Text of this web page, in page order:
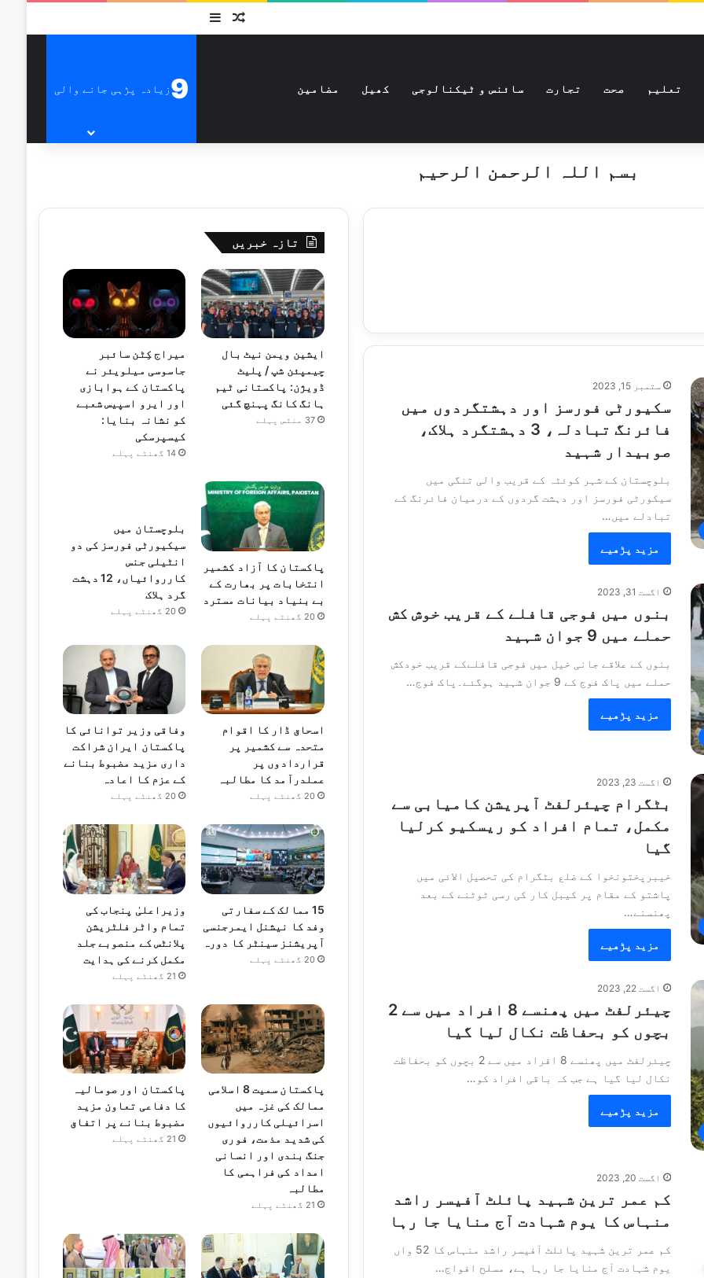
متفرق
تعلیم صحت تجارت سائنس و ٹیکنالوجی کھیل مضامین 9زیادہ پڑہی جانے والی
بسم اللہ الرحمن الرحیم
ستمبر 15, 2023
سکیورٹی فورسز اور دہشتگردوں میں
فائرنگ تبادلہ، 3 دہشتگرد ہلاک،
صوبیدار شہید
بلوچستان کے شہر کوئٹہ کے قریب والی تنگی میں
سیکورٹی فورسز اور دہشت گردوں کے درمیان فائرنگ کے
تبادلے میں…
مزید پڑھیے
اگست 31, 2023
بنوں میں فوجی قافلے کے قریب خوش کش
حملے میں 9 جوان شہید
بنوں کے علاقے جانی خیل میں فوجی قافلےکے قریب خودکش
حملے میں پاک فوج کے 9 جوان شہید ہوگئے۔پاک فوج…
مزید پڑھیے
اگست 23, 2023
بٹگرام چیئرلفٹ آپریشن کامیابی سے
مکمل، تمام افراد کو ریسکیو کرلیا
گیا
خیبرپختونخوا کے ضلع بٹگرام کی تحصیل الائی میں
پاشتو کے مقام پر کیبل کار کی رسی ٹوٹنے کے بعد
پھنسنے…
مزید پڑھیے
اگست 22, 2023
چیئرلفٹ میں پھنسے 8 افراد میں سے 2
بچوں کو بحفاظت نکال لیا گیا
چیئرلفٹ میں پھنسے 8 افراد میں سے 2 بچوں کو بحفاظت
نکال لیا گیا ہے جب کہ باقی افراد کو…
مزید پڑھیے
اگست 20, 2023
کم عمر ترین شہید پائلٹ آفیسر راشد
منہاس کا یوم شہادت آج منایا جا رہا
کم عمر ترین شہید پائلٹ آفیسر راشد منہاس کا 52 واں
یوم شہادت آج منایا جا رہا ہے، مسلح افواج…
تازہ خبریں
ایشین ویمن نیٹ بال
چیمپئن شپ / پلیٹ
ڈویژن: پاکستانی ٹیم
ہانگ کانگ پہنچ گئی
37 منٹس پہلے
میراج کِٹن سائبر
جاسوسی میلویئر نے
پاکستان کے ہوابازی
اور ایرو اسپیس شعبے
کو نشانہ بنایا:
کیسپرسکی
14 گھنٹے پہلے
پاکستان کا آزاد کشمیر
انتخابات پر بھارت کے
بے بنیاد بیانات مسترد
20 گھنٹے پہلے
بلوچستان میں
سیکیورٹی فورسز کی دو
انٹیلی جنس
کارروائیاں، 12 دہشت
گرد ہلاک
20 گھنٹے پہلے
اسحاق ڈار کا اقوام
متحدہ سے کشمیر پر
قراردادوں پر
عملدرآمد کا مطالبہ
20 گھنٹے پہلے
وفاقی وزیر توانائی کا
پاکستان ایران شراکت
داری مزید مضبوط بنانے
کے عزم کا اعادہ
20 گھنٹے پہلے
15 ممالک کے سفارتی
وفد کا نیشنل ایمرجنسی
آپریشنز سینٹر کا دورہ
20 گھنٹے پہلے
وزیراعلیٰ پنجاب کی
تمام واٹر فلٹریشن
پلانٹس کے منصوبے جلد
مکمل کرنے کی ہدایت
21 گھنٹے پہلے
پاکستان سمیت 8 اسلامی
ممالک کی غزہ میں
اسرائیلی کارروائیوں
کی شدید مذمت، فوری
جنگ بندی اور انسانی
امداد کی فراہمی کا
مطالبہ
21 گھنٹے پہلے
پاکستان اور صومالیہ
کا دفاعی تعاون مزید
مضبوط بنانے پر اتفاق
21 گھنٹے پہلے